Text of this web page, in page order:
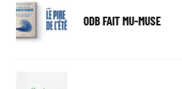
ODB FAIT MU-MUSE